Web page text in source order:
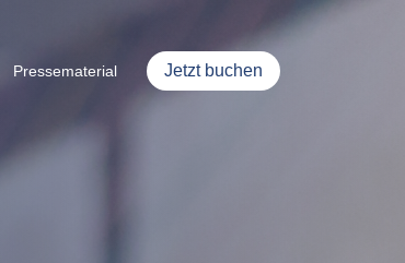
Pressematerial Jetzt buchen